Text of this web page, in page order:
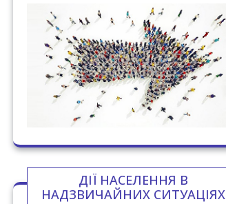
ДІЇ НАСЕЛЕННЯ В
НАДЗВИЧАЙНИХ СИТУАЦІЯХ